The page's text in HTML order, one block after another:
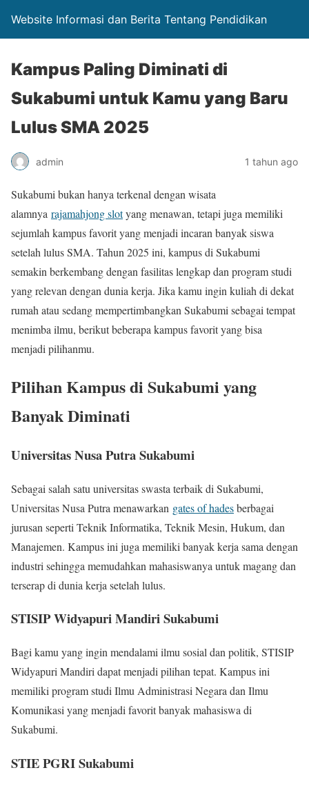
Website Informasi dan Berita Tentang Pendidikan
Kampus Paling Diminati di
Sukabumi untuk Kamu yang Baru
Lulus SMA 2025
admin 1 tahun ago
Sukabumi bukan hanya terkenal dengan wisata
alamnya rajamahjong slotyang menawan, tetapi juga memiliki
sejumlah kampus favorit yang menjadi incaran banyak siswa
setelah lulus SMA. Tahun 2025 ini, kampus di Sukabumi
semakin berkembang dengan fasilitas lengkap dan program studi
yang relevan dengan dunia kerja. Jika kamu ingin kuliah di dekat
rumah atau sedang mempertimbangkan Sukabumi sebagai tempat
menimba ilmu, berikut beberapa kampus favorit yang bisa
menjadi pilihanmu.
Pilihan Kampus di Sukabumi yang
Banyak Diminati
Universitas Nusa Putra Sukabumi
Sebagai salah satu universitas swasta terbaik di Sukabumi,
Universitas Nusa Putra menawarkan gates of hadesberbagai
jurusan seperti Teknik Informatika, Teknik Mesin, Hukum, dan
Manajemen. Kampus ini juga memiliki banyak kerja sama dengan
industri sehingga memudahkan mahasiswanya untuk magang dan
terserap di dunia kerja setelah lulus.
STISIP Widyapuri Mandiri Sukabumi
Bagi kamu yang ingin mendalami ilmu sosial dan politik, STISIP
Widyapuri Mandiri dapat menjadi pilihan tepat. Kampus ini
memiliki program studi Ilmu Administrasi Negara dan Ilmu
Komunikasi yang menjadi favorit banyak mahasiswa di
Sukabumi.
STIE PGRI Sukabumi